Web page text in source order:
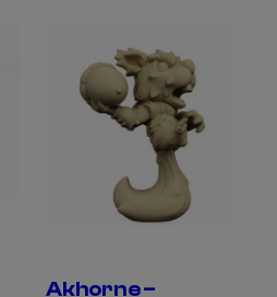
Akhorne –